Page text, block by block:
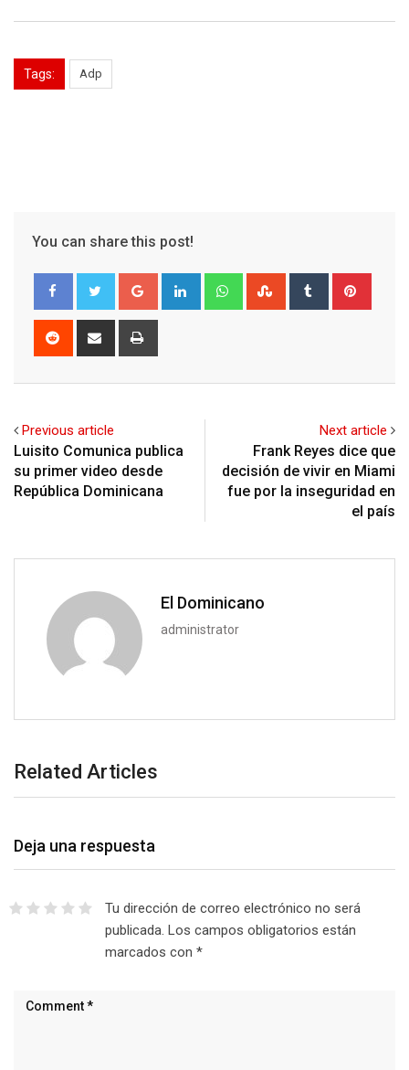
Tags: Adp
You can share this post!
Google+ LinkedIn WhatsappStumbleUpon
Tumblr
Reddit
Share
Previous article
Luisito Comunica publica
su primer video desde
República Dominicana
Next article
Frank Reyes dice que
decisión de vivir en Miami
fue por la inseguridad en
el país
El Dominicano
administrator
Related Articles
Deja una respuesta
Tu dirección de correo electrónico no será
publicada. Los campos obligatorios están
marcados con *